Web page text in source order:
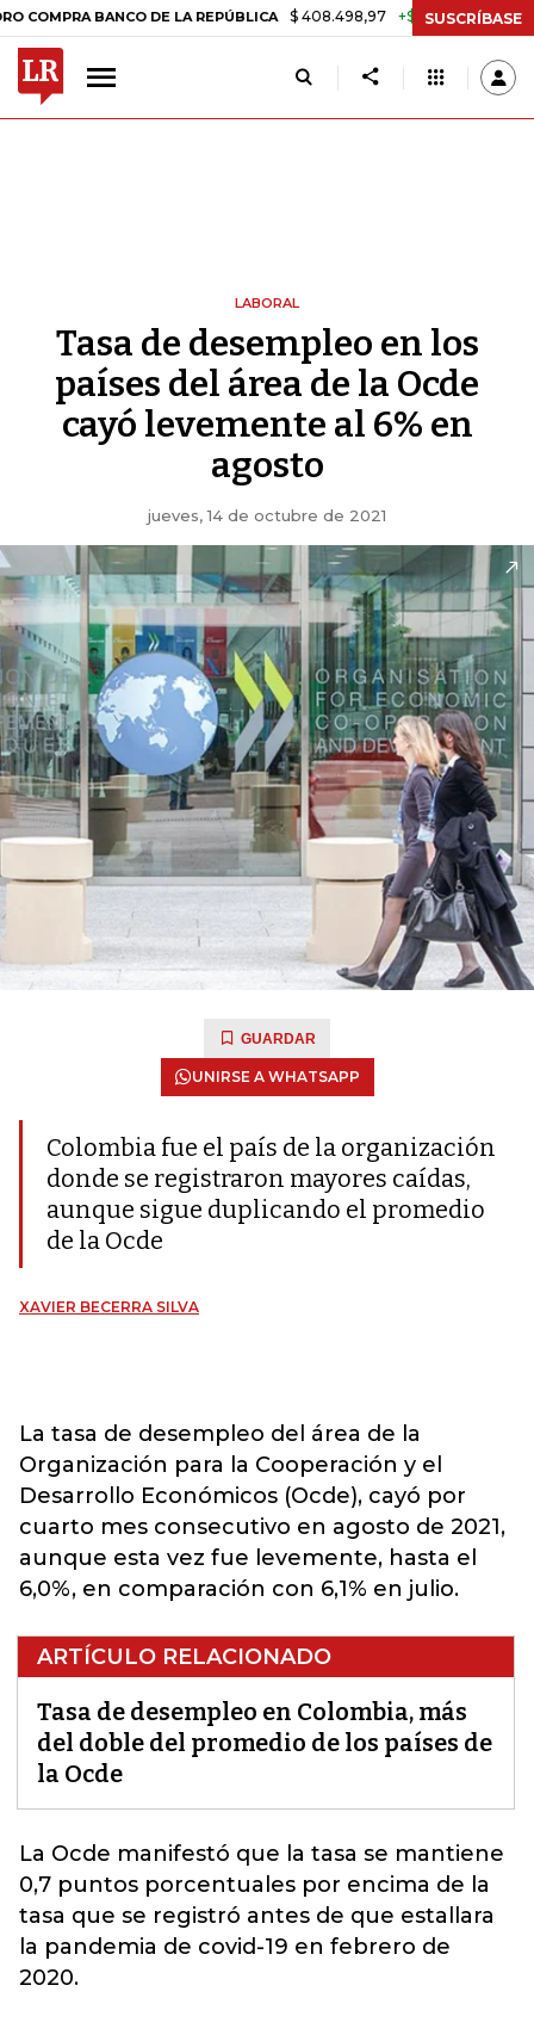
BANCO DE LA REPÚBLICA $ 408.498,97 +$ 8.753,81 +2,19%
SUSCRÍBASE
LABORAL
Tasa de desempleo en los
países del área de la Ocde
cayó levemente al 6% en
agosto
jueves, 14 de octubre de 2021
GUARDAR
UNIRSE A WHATSAPP
Colombia fue el país de la organización
donde se registraron mayores caídas,
aunque sigue duplicando el promedio
de la Ocde
XAVIER BECERRA SILVA
La tasa de desempleo del área de la
Organización para la Cooperación y el
Desarrollo Económicos (Ocde), cayó por
cuarto mes consecutivo en agosto de 2021,
aunque esta vez fue levemente, hasta el
6,0%, en comparación con 6,1% en julio.
ARTÍCULO RELACIONADO
Tasa de desempleo en Colombia, más
del doble del promedio de los países de
la Ocde
La Ocde manifestó que la tasa se mantiene
0,7 puntos porcentuales por encima de la
tasa que se registró antes de que estallara
la pandemia de covid-19 en febrero de
2020.